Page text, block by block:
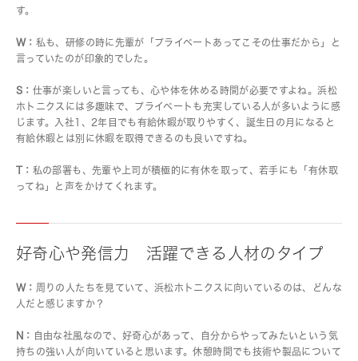
す。
W： 私も、研修の時に先輩が「プライベートあってこその仕事だから」と
言っていたのが印象的でした。
S： 仕事が楽しいと言っても、心や体を休める時間が必要ですよね。浜松
ホトニクスには多趣味で、プライベートも充実している人が多いように感
じます。入社1、2年目でも有給休暇が取りやすく、誕生日の月になると
有給休暇とは別に休暇を取得できるのも良いですね。
T： 私の部署も、先輩や上司が積極的に有休を取って、若手にも「有休取
ってね」と声をかけてくれます。
好奇心や発信力 活躍できる人材のタイプ
W： 周りの人たちを見ていて、浜松ホトニクスに向いているのは、どんな
人だと感じますか？
N： 自由な社風なので、好奇心があって、自分からやってみたいという気
持ちの強い人が向いていると思います。休憩時間でも技術や製品について